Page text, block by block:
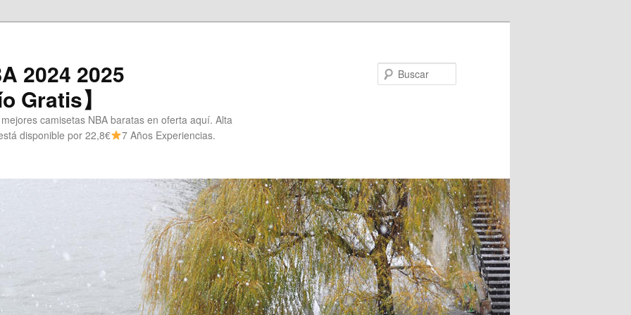
2024 2025
Gratis】
camisetas NBA baratas en oferta aquí. Alta
disponible por 22,8€
7 Años Experiencias.